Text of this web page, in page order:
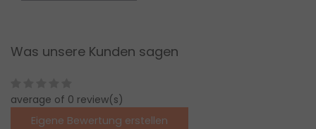
Was unsere Kunden sagen
average of 0 review(s)
Eigene Bewertung erstellen